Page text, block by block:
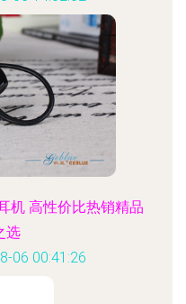
机 高性价比热销精品
选
06 00:41:26